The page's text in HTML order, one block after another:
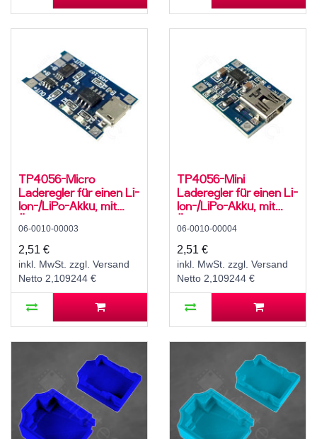
TP4056-Micro
Laderegler für einen Li-
Ion-/LiPo-Akku, mit
Überladeschutz und
Tiefentladeschutz,
Micro USB, 5 V, 1 A
06-0010-00003
2,51 €
inkl. MwSt. zzgl. Versand
Netto 2,109244 €
TP4056-Mini
Laderegler für einen Li-
Ion-/LiPo-Akku, mit
Überladeschutz und
Tiefentladeschutz, Mini
USB, 5 V, 1 A
06-0010-00004
2,51 €
inkl. MwSt. zzgl. Versand
Netto 2,109244 €